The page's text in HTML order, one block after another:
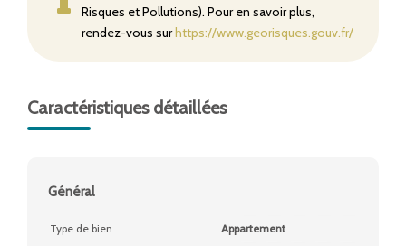
Risques et Pollutions). Pour en savoir plus,
rendez-vous surhttps://www.georisques.gouv.fr/
Caractéristiques détaillées
Général
Type de bien
Appartement